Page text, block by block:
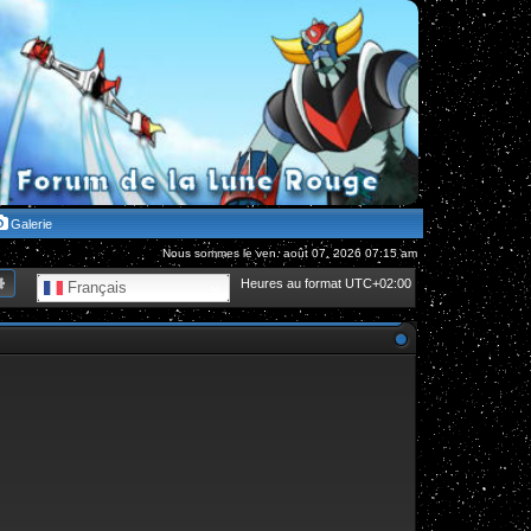
Galerie
Nous sommes le ven. août 07, 2026 07:15 am
Heures au format UTC+02:00
Français
Recherche avancée